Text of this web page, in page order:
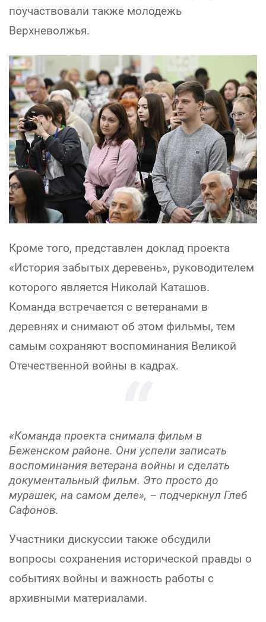
поучаствовали также молодежь
Верхневолжья.
Кроме того, представлен доклад проекта
«История забытых деревень», руководителем
которого является Николай Каташов.
Команда встречается с ветеранами в
деревнях и снимают об этом фильмы, тем
самым сохраняют воспоминания Великой
Отечественной войны в кадрах.
«Команда проекта снимала фильм в
Беженском районе. Они успели записать
воспоминания ветерана войны и сделать
документальный фильм. Это просто до
мурашек, на самом деле», – подчеркнул Глеб
Сафонов.
Участники дискуссии также обсудили
вопросы сохранения исторической правды о
событиях войны и важность работы с
архивными материалами.